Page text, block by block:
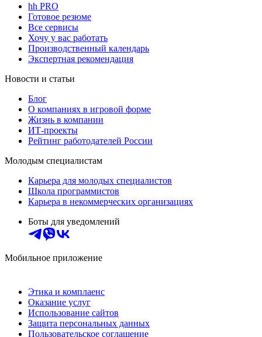
hh PRO
Готовое резюме
Все сервисы
Хочу у вас работать
Производственный календарь
Экспертная рекомендация
Новости и статьи
Блог
О компаниях в игровой форме
Жизнь в компании
ИТ-проекты
Рейтинг работодателей России
Молодым специалистам
Карьера для молодых специалистов
Школа программистов
Карьера в некоммерческих организациях
Боты для уведомлений
Мобильное приложение
Этика и комплаенс
Оказание услуг
Использование сайтов
Защита персональных данных
Пользовательское соглашение